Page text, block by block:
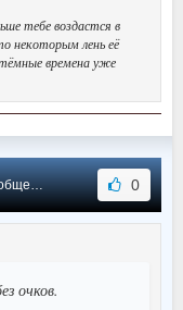
тебе воздастся в
некоторым лень её
времена уже
#1 0
очков.